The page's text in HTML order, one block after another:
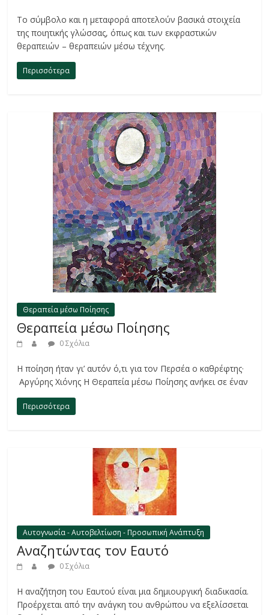
Το σύμβολο και η μεταφορά αποτελούν βασικά στοιχεία
της ποιητικής γλώσσας, όπως και των εκφραστικών
θεραπειών – θεραπειών μέσω τέχνης.
Περισσότερα
Θεραπεία μέσω Ποίησης
Θεραπεία μέσω Ποίησης
0 Σχόλια
Η ποίηση ήταν γι’ αυτόν ό,τι για τον Περσέα ο καθρέφτης·
Αργύρης Χιόνης Η Θεραπεία μέσω Ποίησης ανήκει σε έναν
Περισσότερα
Αυτογνωσία - Αυτοβελτίωση - Προσωπική Ανάπτυξη
Αναζητώντας τον Εαυτό
0 Σχόλια
H αναζήτηση του Εαυτού είναι μια δημιουργική διαδικασία.
Προέρχεται από την ανάγκη του ανθρώπου να εξελίσσεται